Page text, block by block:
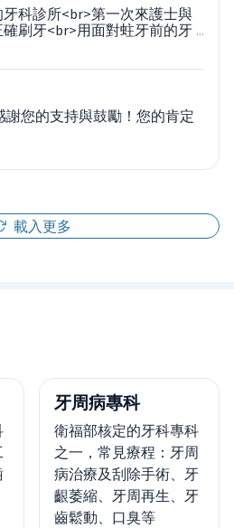
科診所<br>第一次來護士與
刷牙<br>用面對蛀牙前的牙 ...
謝您的支持與鼓勵！您的肯定
載入更多
牙周病專科
衛福部核定的牙科專科
之一，常見療程：牙周
病治療及刮除手術、牙
齦萎縮、牙周再生、牙
齒鬆動、口臭等